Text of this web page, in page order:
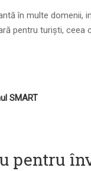
în multe domenii,
pentru turiști, ceea
SMART
pentru